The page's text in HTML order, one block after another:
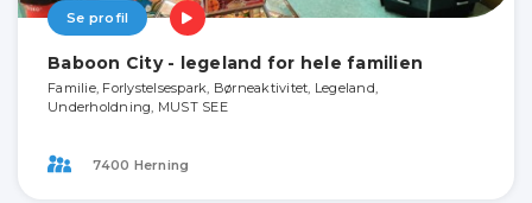
Se profil
Baboon City - legeland for hele familien
Familie, Forlystelsespark, Børneaktivitet, Legeland,
Underholdning, MUST SEE
7400 Herning